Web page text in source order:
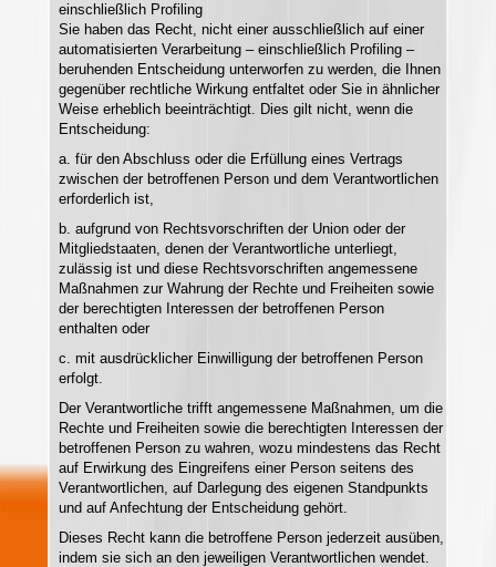
einschließlich Profiling
Sie haben das Recht, nicht einer ausschließlich auf einer
automatisierten Verarbeitung – einschließlich Profiling –
beruhenden Entscheidung unterworfen zu werden, die Ihnen
gegenüber rechtliche Wirkung entfaltet oder Sie in ähnlicher
Weise erheblich beeinträchtigt. Dies gilt nicht, wenn die
Entscheidung:
a. für den Abschluss oder die Erfüllung eines Vertrags
zwischen der betroffenen Person und dem Verantwortlichen
erforderlich ist,
b. aufgrund von Rechtsvorschriften der Union oder der
Mitgliedstaaten, denen der Verantwortliche unterliegt,
zulässig ist und diese Rechtsvorschriften angemessene
Maßnahmen zur Wahrung der Rechte und Freiheiten sowie
der berechtigten Interessen der betroffenen Person
enthalten oder
c. mit ausdrücklicher Einwilligung der betroffenen Person
erfolgt.
Der Verantwortliche trifft angemessene Maßnahmen, um die
Rechte und Freiheiten sowie die berechtigten Interessen der
betroffenen Person zu wahren, wozu mindestens das Recht
auf Erwirkung des Eingreifens einer Person seitens des
Verantwortlichen, auf Darlegung des eigenen Standpunkts
und auf Anfechtung der Entscheidung gehört.
Dieses Recht kann die betroffene Person jederzeit ausüben,
indem sie sich an den jeweiligen Verantwortlichen wendet.